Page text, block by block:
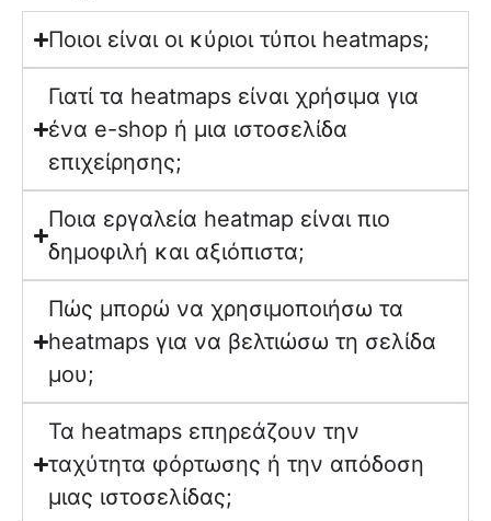
Ποιοι είναι οι κύριοι τύποι heatmaps;
Γιατί τα heatmaps είναι χρήσιμα για
ένα e-shop ή μια ιστοσελίδα
επιχείρησης;
Ποια εργαλεία heatmap είναι πιο
δημοφιλή και αξιόπιστα;
Πώς μπορώ να χρησιμοποιήσω τα
heatmaps για να βελτιώσω τη σελίδα
μου;
Τα heatmaps επηρεάζουν την
ταχύτητα φόρτωσης ή την απόδοση
μιας ιστοσελίδας;